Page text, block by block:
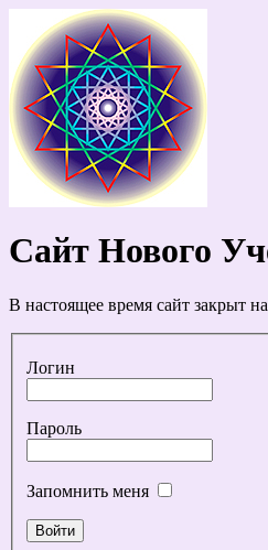
Сайт Нового
В настоящее время сайт закрыт
Логин
Пароль
Запомнить меня